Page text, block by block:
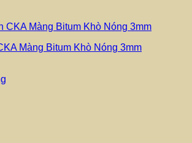
Màng Bitum Khò Nóng 3mm